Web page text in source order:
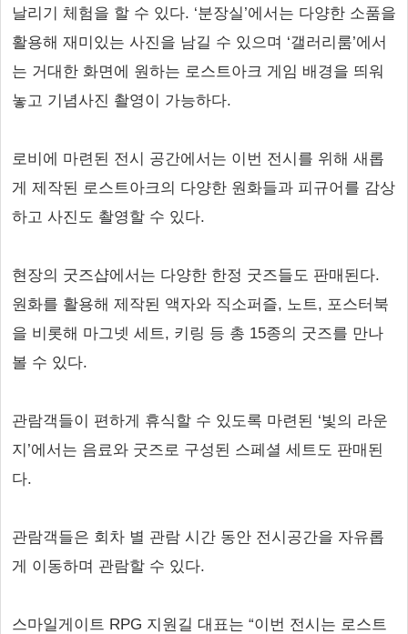
날리기 체험을 할 수 있다. ‘분장실’에서는 다양한 소품을
활용해 재미있는 사진을 남길 수 있으며 ‘갤러리룸’에서
는 거대한 화면에 원하는 로스트아크 게임 배경을 띄워
놓고 기념사진 촬영이 가능하다.
로비에 마련된 전시 공간에서는 이번 전시를 위해 새롭
게 제작된 로스트아크의 다양한 원화들과 피규어를 감상
하고 사진도 촬영할 수 있다.
현장의 굿즈샵에서는 다양한 한정 굿즈들도 판매된다.
원화를 활용해 제작된 액자와 직소퍼즐, 노트, 포스터북
을 비롯해 마그넷 세트, 키링 등 총 15종의 굿즈를 만나
볼 수 있다.
관람객들이 편하게 휴식할 수 있도록 마련된 ‘빛의 라운
지’에서는 음료와 굿즈로 구성된 스페셜 세트도 판매된
다.
관람객들은 회차 별 관람 시간 동안 전시공간을 자유롭
게 이동하며 관람할 수 있다.
스마일게이트 RPG 지원길 대표는 “이번 전시는 로스트